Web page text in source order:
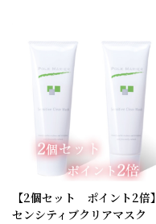
【2個セット ポイント2倍】
センシティブクリアマスク